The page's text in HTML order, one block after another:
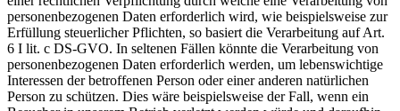
personenbezogenen Daten erforderlich wird, wie beispielsweise zur
Erfüllung steuerlicher Pflichten, so basiert die Verarbeitung auf Art.
6 I lit. c DS-GVO. In seltenen Fällen könnte die Verarbeitung von
personenbezogenen Daten erforderlich werden, um lebenswichtige
Interessen der betroffenen Person oder einer anderen natürlichen
Person zu schützen. Dies wäre beispielsweise der Fall, wenn ein